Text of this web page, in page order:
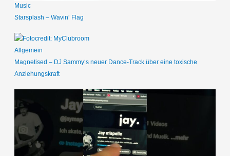
Music
Starsplash – Wavin‘ Flag
Allgemein
Magnetised – DJ Sammy‘s neuer Dance-Track über eine toxische
Anziehungskraft